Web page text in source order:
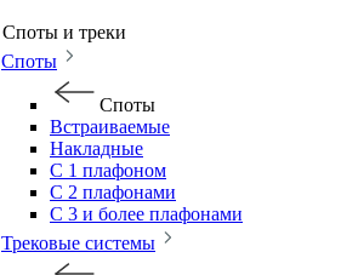
Споты и треки
Споты
Споты
Встраиваемые
Накладные
С 1 плафоном
С 2 плафонами
С 3 и более плафонами
Трековые системы